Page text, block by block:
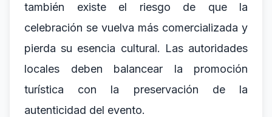
también existe el riesgo de que la
celebración se vuelva más comercializada y
pierda su esencia cultural. Las autoridades
locales deben balancear la promoción
turística con la preservación de la
autenticidad del evento.